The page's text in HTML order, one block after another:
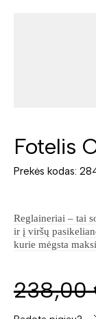
Fotelis
Prekės kodas:
Reglaineriai – tai
ir į viršų
kurie mėgsta
238,00